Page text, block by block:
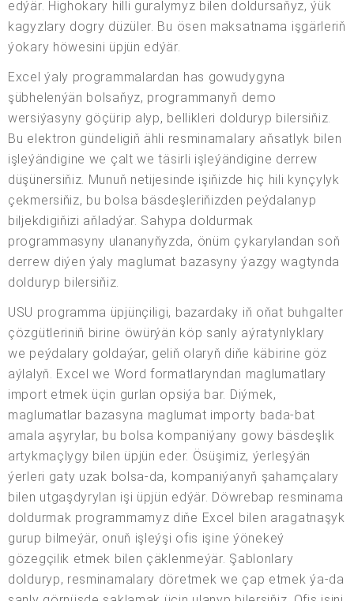
edýär. Highokary hilli guralymyz bilen doldursaňyz, ýük
kagyzlary dogry düzüler. Bu ösen maksatnama işgärleriň
ýokary höwesini üpjün edýär.
Excel ýaly programmalardan has gowudygyna
şübhelenýän bolsaňyz, programmanyň demo
wersiýasyny göçürip alyp, bellikleri dolduryp bilersiňiz.
Bu elektron gündeligiň ähli resminamalary aňsatlyk bilen
işleýändigine we çalt we täsirli işleýändigine derrew
düşünersiňiz. Munuň netijesinde işiňizde hiç hili kynçylyk
çekmersiňiz, bu bolsa bäsdeşleriňizden peýdalanyp
biljekdigiňizi aňladýar. Sahypa doldurmak
programmasyny ulananyňyzda, önüm çykarylandan soň
derrew diýen ýaly maglumat bazasyny ýazgy wagtynda
dolduryp bilersiňiz.
USU programma üpjünçiligi, bazardaky iň oňat buhgalter
çözgütleriniň birine öwürýän köp sanly aýratynlyklary
we peýdalary goldaýar, geliň olaryň diňe käbirine göz
aýlalyň. Excel we Word formatlaryndan maglumatlary
import etmek üçin gurlan opsiýa bar. Diýmek,
maglumatlar bazasyna maglumat importy bada-bat
amala aşyrylar, bu bolsa kompaniýany gowy bäsdeşlik
artykmaçlygy bilen üpjün eder. Ösüşimiz, ýerleşýän
ýerleri gaty uzak bolsa-da, kompaniýanyň şahamçalary
bilen utgaşdyrylan işi üpjün edýär. Döwrebap resminama
doldurmak programmamyz diňe Excel bilen aragatnaşyk
gurup bilmeýär, onuň işleýşi ofis işine ýönekeý
gözegçilik etmek bilen çäklenmeýär. Şablonlary
dolduryp, resminamalary döretmek we çap etmek ýa-da